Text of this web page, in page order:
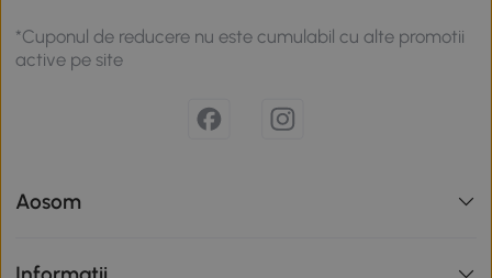
*Cuponul de reducere nu este cumulabil cu alte promotii
active pe site
Aosom